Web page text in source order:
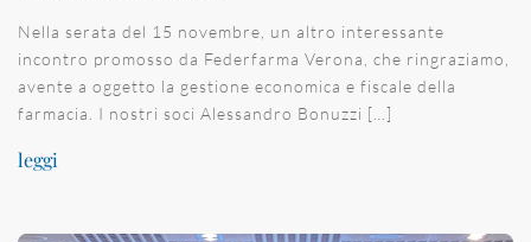
Nella serata del 15 novembre, un altro interessante
incontro promosso da Federfarma Verona, che ringraziamo,
avente a oggetto la gestione economica e fiscale della
farmacia. I nostri soci Alessandro Bonuzzi […]
leggi